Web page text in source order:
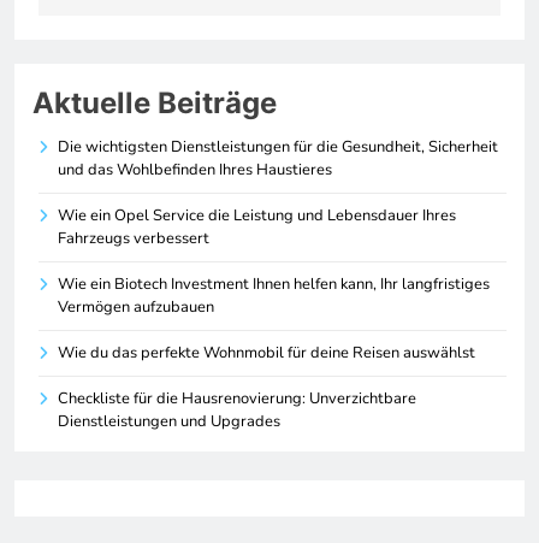
Aktuelle Beiträge
Die wichtigsten Dienstleistungen für die Gesundheit, Sicherheit
und das Wohlbefinden Ihres Haustieres
Wie ein Opel Service die Leistung und Lebensdauer Ihres
Fahrzeugs verbessert
Wie ein Biotech Investment Ihnen helfen kann, Ihr langfristiges
Vermögen aufzubauen
Wie du das perfekte Wohnmobil für deine Reisen auswählst
Checkliste für die Hausrenovierung: Unverzichtbare
Dienstleistungen und Upgrades